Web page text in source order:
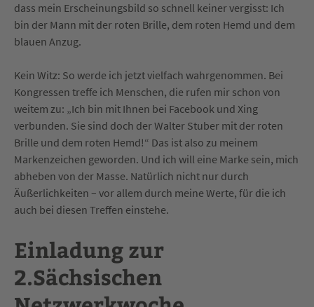
dass mein Erscheinungsbild so schnell keiner vergisst: Ich
bin der Mann mit der roten Brille, dem roten Hemd und dem
blauen Anzug.
Kein Witz: So werde ich jetzt vielfach wahrgenommen. Bei
Kongressen treffe ich Menschen, die rufen mir schon von
weitem zu: „Ich bin mit Ihnen bei Facebook und Xing
verbunden. Sie sind doch der Walter Stuber mit der roten
Brille und dem roten Hemd!“ Das ist also zu meinem
Markenzeichen geworden. Und ich will eine Marke sein, mich
abheben von der Masse. Natürlich nicht nur durch
Äußerlichkeiten – vor allem durch meine Werte, für die ich
auch bei diesen Treffen einstehe.
Einladung zur
2.Sächsischen